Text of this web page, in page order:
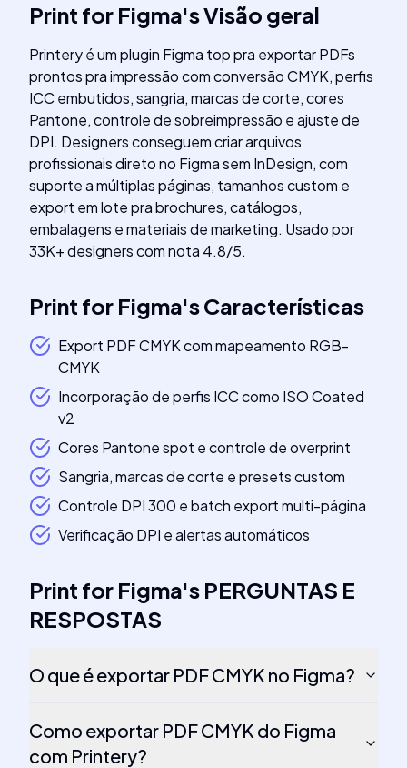
Print for Figma'sVisão geral
Printery é um plugin Figma top pra exportar PDFs
prontos pra impressão com conversão CMYK, perfis
ICC embutidos, sangria, marcas de corte, cores
Pantone, controle de sobreimpressão e ajuste de
DPI. Designers conseguem criar arquivos
profissionais direto no Figma sem InDesign, com
suporte a múltiplas páginas, tamanhos custom e
export em lote pra brochures, catálogos,
embalagens e materiais de marketing. Usado por
33K+ designers com nota 4.8/5.
Print for Figma'sCaracterísticas
Export PDF CMYK com mapeamento RGB-
CMYK
Incorporação de perfis ICC como ISO Coated
v2
Cores Pantone spot e controle de overprint
Sangria, marcas de corte e presets custom
Controle DPI 300 e batch export multi-página
Verificação DPI e alertas automáticos
Print for Figma's PERGUNTAS E
RESPOSTAS
O que é exportar PDF CMYK no Figma?
Como exportar PDF CMYK do Figma
com Printery?